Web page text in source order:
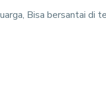
Bisa bersantai di